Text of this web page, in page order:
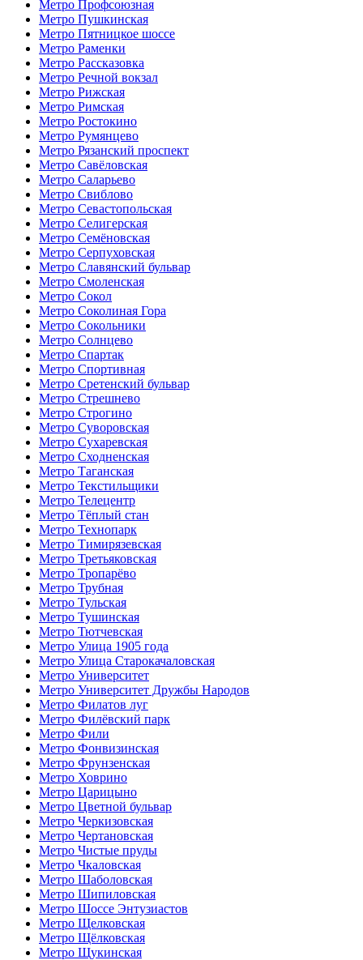
Метро Профсоюзная
Метро Пушкинская
Метро Пятницкое шоссе
Метро Раменки
Метро Рассказовка
Метро Речной вокзал
Метро Рижская
Метро Римская
Метро Ростокино
Метро Румянцево
Метро Рязанский проспект
Метро Савёловская
Метро Саларьево
Метро Свиблово
Метро Севастопольская
Метро Селигерская
Метро Семёновская
Метро Серпуховская
Метро Славянский бульвар
Метро Смоленская
Метро Сокол
Метро Соколиная Гора
Метро Сокольники
Метро Солнцево
Метро Спартак
Метро Спортивная
Метро Сретенский бульвар
Метро Стрешнево
Метро Строгино
Метро Суворовская
Метро Сухаревская
Метро Сходненская
Метро Таганская
Метро Текстильщики
Метро Телецентр
Метро Тёплый стан
Метро Технопарк
Метро Тимирязевская
Метро Третьяковская
Метро Тропарёво
Метро Трубная
Метро Тульская
Метро Тушинская
Метро Тютчевская
Метро Улица 1905 года
Метро Улица Старокачаловская
Метро Университет
Метро Университет Дружбы Народов
Метро Филатов луг
Метро Филёвский парк
Метро Фили
Метро Фонвизинская
Метро Фрунзенская
Метро Ховрино
Метро Царицыно
Метро Цветной бульвар
Метро Черкизовская
Метро Чертановская
Метро Чистые пруды
Метро Чкаловская
Метро Шаболовская
Метро Шипиловская
Метро Шоссе Энтузиастов
Метро Щелковская
Метро Щёлковская
Метро Щукинская